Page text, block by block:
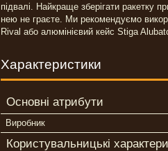
підвалі. Найкраще зберігати ракетку
нею не граєте. Ми рекомендуємо
Rival або алюмінієвий кейс Stiga
Характеристики
Основні атрибути
Виробник
Користувальницькі